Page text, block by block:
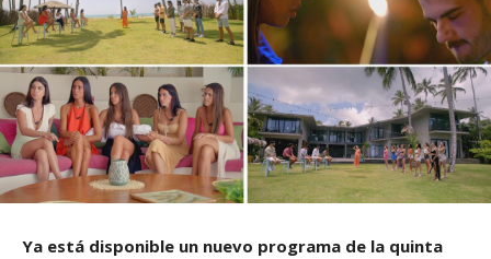
Ya está disponible un nuevo programa de la quinta